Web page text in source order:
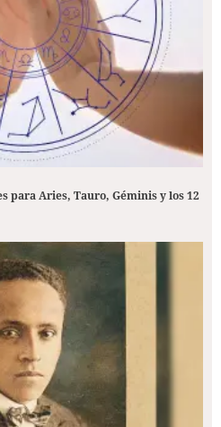
para Aries, Tauro, Géminis y los 12